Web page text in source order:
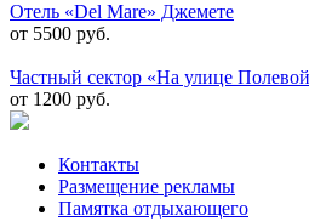
Отель «Del Mare» Джемете
от 5500 руб.
Частный сектор «На улице
от 1200 руб.
Контакты
Размещение рекламы
Памятка отдыхающего